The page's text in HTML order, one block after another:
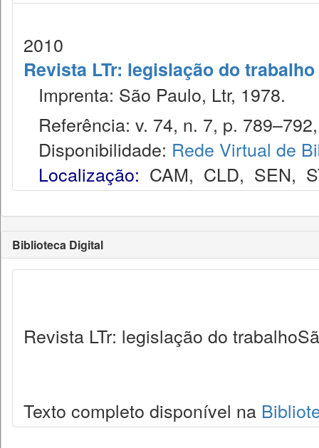
2010
Revista LTr: legislação do trabalho
Imprenta: São Paulo, Ltr, 1978.
Referência: v. 74, n. 7, p.
Disponibilidade: Rede Virtual de
Localização: CAM, CLD, SEN,
Biblioteca Digital
Revista LTr: legislação do
Texto completo disponível na